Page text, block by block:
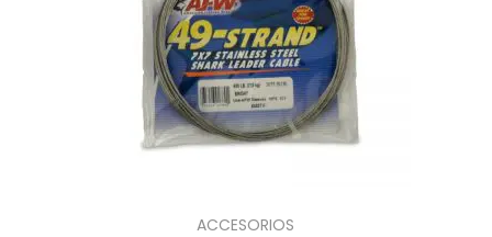
ACCESORIOS